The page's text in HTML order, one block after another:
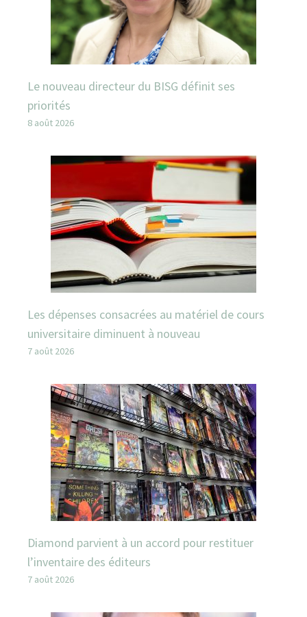
Le nouveau directeur du BISG définit ses
priorités
8 août 2026
Les dépenses consacrées au matériel de cours
universitaire diminuent à nouveau
7 août 2026
Diamond parvient à un accord pour restituer
l’inventaire des éditeurs
7 août 2026